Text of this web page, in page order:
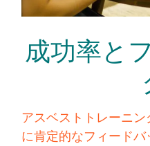
成功率と
アスベストトレーニ
に肯定的なフィード